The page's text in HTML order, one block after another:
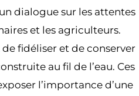
dialogue sur les attentes
et les agriculteurs.
fidéliser et de conserver
au fil de l’eau. Ces
l’importance d’une